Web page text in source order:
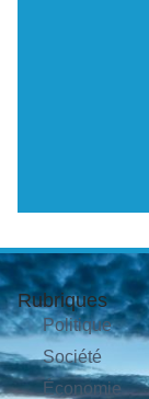
Rubriques
Politique
Société
Économie